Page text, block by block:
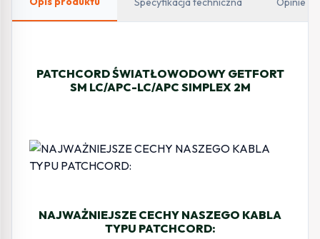
PATCHCORD ŚWIATŁOWODOWY GETFORT
SM LC/APC-LC/APC SIMPLEX 2M
NAJWAŻNIEJSZE CECHY NASZEGO KABLA
TYPU PATCHCORD: